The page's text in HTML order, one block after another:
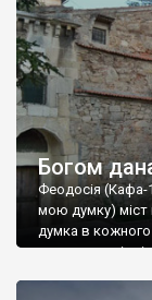
Богом
Феодосія (Кафа-
мою думку) міст
думка в кожного
запрошую